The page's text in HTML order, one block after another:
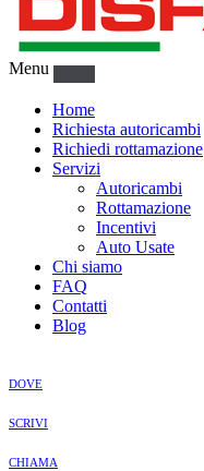
Menu
Home
Richiesta autoricambi
Richiedi rottamazione
Servizi
Autoricambi
Rottamazione
Incentivi
Auto Usate
Chi siamo
FAQ
Contatti
Blog
DOVE
SCRIVI
CHIAMA